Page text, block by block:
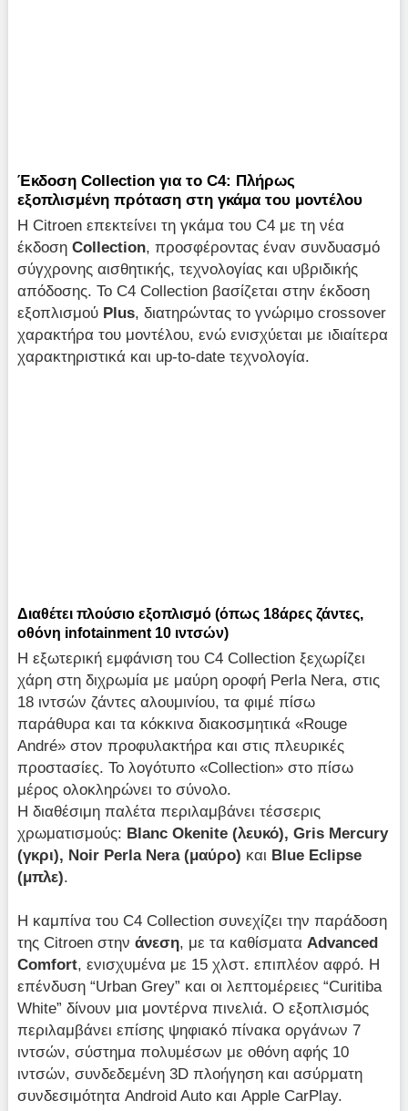
Έκδοση Collection για το C4: Πλήρως
εξοπλισμένη πρόταση στη γκάμα του μοντέλου
Η Citroen επεκτείνει τη γκάμα του C4 με τη νέα
έκδοσηCollection, προσφέροντας έναν συνδυασμό
σύγχρονης αισθητικής, τεχνολογίας και υβριδικής
απόδοσης. Το C4 Collection βασίζεται στην έκδοση
εξοπλισμού Plus, διατηρώντας το γνώριμο crossover
χαρακτήρα του μοντέλου, ενώ ενισχύεται με ιδιαίτερα
χαρακτηριστικά και up-to-date τεχνολογία.
Διαθέτει πλούσιο εξοπλισμό (όπως 18άρες ζάντες,
οθόνη infotainment 10 ιντσών)
Η εξωτερική εμφάνιση του C4 Collection ξεχωρίζει
χάρη στη διχρωμία με μαύρη οροφή Perla Nera, στις
18 ιντσών ζάντες αλουμινίου, τα φιμέ πίσω
παράθυρα και τα κόκκινα διακοσμητικά «Rouge
André» στον προφυλακτήρα και στις πλευρικές
προστασίες. Το λογότυπο «Collection» στο πίσω
μέρος ολοκληρώνει το σύνολο.
Η διαθέσιμη παλέτα περιλαμβάνει τέσσερις
χρωματισμούς: Blanc Okenite (λευκό), Gris Mercury
(γκρι), Noir Perla Nera (μαύρο) και Blue Eclipse
(μπλε).
Η καμπίνα του C4 Collection συνεχίζει την παράδοση
της Citroen στηνάνεση, με τα καθίσματα Advanced
Comfort, ενισχυμένα με 15 χλστ. επιπλέον αφρό. Η
επένδυση “Urban Grey” και οι λεπτομέρειες “Curitiba
White” δίνουν μια μοντέρνα πινελιά. Ο εξοπλισμός
περιλαμβάνει επίσης ψηφιακό πίνακα οργάνων 7
ιντσών, σύστημα πολυμέσων με οθόνη αφής 10
ιντσών, συνδεδεμένη 3D πλοήγηση και ασύρματη
συνδεσιμότητα Android Auto και Apple CarPlay.